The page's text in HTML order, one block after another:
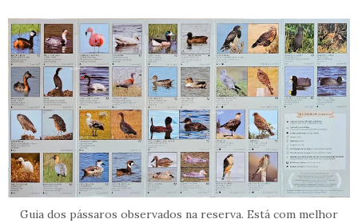
Guia dos pássaros observados na reserva. Está com melhor